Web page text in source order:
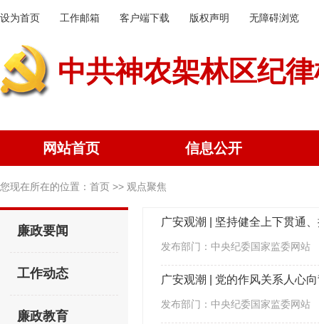
设为首页 工作邮箱 客户端下载 版权声明 无障碍浏览
中共神农架林区纪
网站首页 信息公开
您现在所在的位置： 首页 >> 观点聚焦
廉政要闻
工作动态
廉政教育
广安观潮 | 坚持健全上下贯通
发布部门：中央纪委国家监委网站
广安观潮 | 党的作风关系人心
发布部门：中央纪委国家监委网站